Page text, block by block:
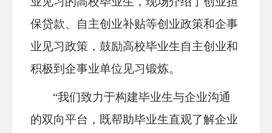
保贷款、自主创业补贴等创业政策和企事
业见习政策，鼓励高校毕业生自主创业和
积极到企事业单位见习锻炼。
“我们致力于构建毕业生与企业沟通
的双向平台，既帮助毕业生直观了解企业